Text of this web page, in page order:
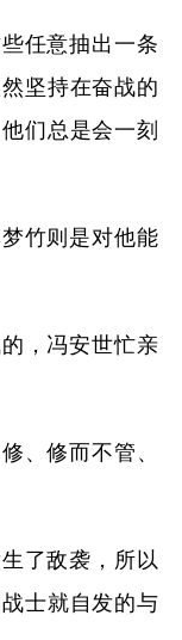
任意抽出一条
坚持在奋战的
们总是会一刻
竹则是对他能
，冯安世忙亲
、修而不管、
了敌袭，所以
士就自发的与